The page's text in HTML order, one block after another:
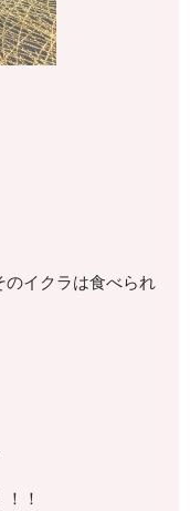
のイクラは食べられ
！